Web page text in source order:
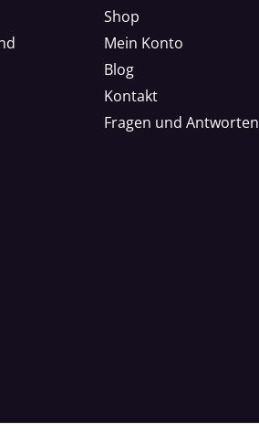
Shop
Mein Konto
Blog
Kontakt
Fragen und Antworten